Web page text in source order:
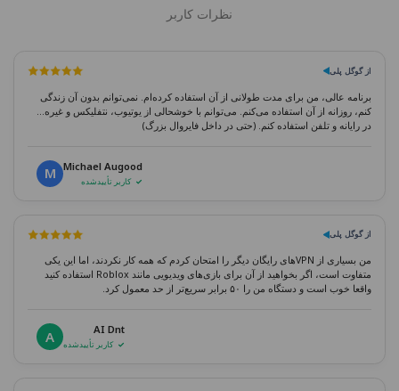
نظرات کاربر
از گوگل پلی
برنامه عالی، من برای مدت طولانی از آن استفاده کرده‌ام. نمی‌توانم بدون آن زندگی
کنم، روزانه از آن استفاده می‌کنم. می‌توانم با خوشحالی از یوتیوب، نتفلیکس و غیره...
در رایانه و تلفن استفاده کنم. (حتی در داخل فایروال بزرگ)
M Michael Augood
کاربر تأییدشده
از گوگل پلی
من بسیاری از VPNهای رایگان دیگر را امتحان کردم که همه کار نکردند، اما این یکی
متفاوت است، اگر بخواهید از آن برای بازی‌های ویدیویی مانند Roblox استفاده کنید
واقعا خوب است و دستگاه من را ۵۰ برابر سریع‌تر از حد معمول کرد.
A AI Dnt
کاربر تأییدشده